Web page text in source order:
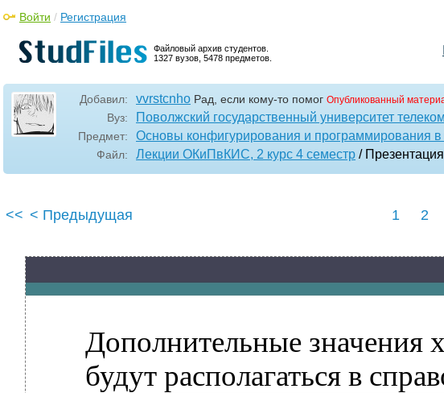
Файловый архив студентов.
1327 вузов, 5478 предметов.
Войти / Регистрация
Добавил: vvrstcnho Рад, если кому-то помог Опубликованный
Вуз: Поволжский государственный университет
Предмет: Основы конфигурирования и программирования
Файл: Лекции ОКиПвКИС, 2 курс 4 семестр /
<< < Предыдущая 1 2
Дополнительные значения
будут располагаться в